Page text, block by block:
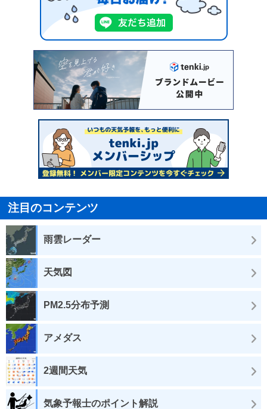
注目のコンテンツ
雨雲レーダー
天気図
PM2.5分布予測
アメダス
2週間天気
気象予報士のポイント解説